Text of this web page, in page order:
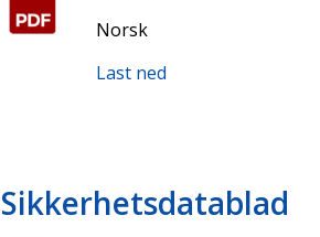
Norsk
Last ned
Sikkerhetsdatablad